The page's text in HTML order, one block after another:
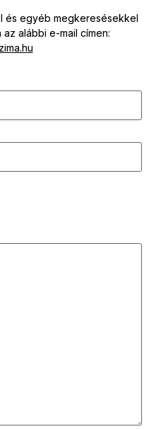
és egyéb megkeresésekkel
alábbi e-mail címen: